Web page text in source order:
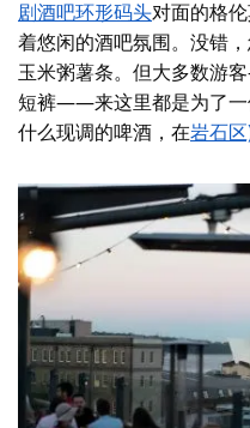
剧酒吧环形码头对面的格
着悠闲的酒吧氛围。没错
玉米粥薯条。但大多数游
短裤——来这里都是为了一
什么现调的啤酒，在岩石